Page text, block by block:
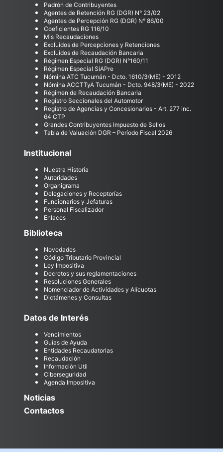
Padrón de Contribuyentes
Agentes de Retención RG (DGR) N° 23/02
Agentes de Percepción RG (DGR) N° 86/00
Coeficientes RG 116/10
Mis Recaudaciones
Excluidos de Percepciones y Retenciones
Excluidos de Recaudación Bancaria
Régimen Especial RG (DGR) N°160/11
Régimen Especial SiAPre
Nómina ATC Tucumán - Dcto. 1610/3(ME) - 2012
Nómina ACCTTyA Tucumán - Dcto. 948/3(ME) - 2022
Régimen de Recaudación Bancaria
Registro Seccionales del Automotor
Registro de Agencias y Concesionarios - Art. 277 inc.
64 CTP
Grandes Contribuyentes Impuesto de Sellos
Tabla de Valuación DGR – Período Fiscal 2026
Institucional
Nuestra Historia
Autoridades
Organigrama
Delegaciones y Receptorías
Funcionarios y Jefaturas
Personal Fiscalizador
Enlaces
Biblioteca
Novedades
Código Tributario Provincial
Ley Impositiva
Decretos y sus reglamentaciones
Resoluciones Generales
Nomenclador de Actividades y Alícuotas
Dictámenes y Consultas
Datos de Interés
Vencimientos
Guías de Ayuda
Entidades Recaudatorias
Recaudación
Información Util
Ciberseguridad
Agenda Impositiva
Noticias
Contactos